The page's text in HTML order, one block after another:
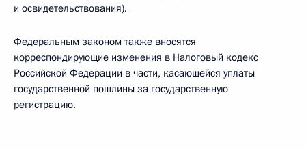
и освидетельствования).
Федеральным законом также вносятся
корреспондирующие изменения в Налоговый кодекс
Российской Федерации в части, касающейся уплаты
государственной пошлины за государственную
регистрацию.